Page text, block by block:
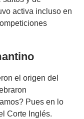
activa incluso en
el origen del
Pues en lo
Corte Inglés.